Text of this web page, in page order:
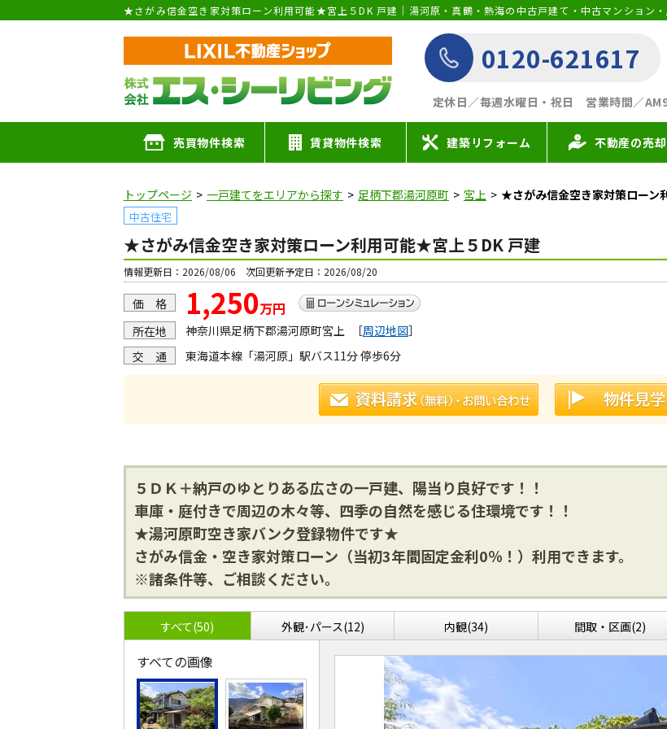
0120-621617
定休日／毎週水曜日・祝日 営業時間／
売買物件検索 賃貸物件検索 建築リフォーム 不動産の売却
トップページ 一戸建てをエリアから探す 足柄下郡湯河原町 宮上 ★さがみ信金空き家対策ローン
中古住宅
★さがみ信金空き家対策ローン利用可能★宮上５DK 戸建
情報更新日：2026/08/06 次回更新予定日：2026/08/20
価 格 1,250万円
所在地 神奈川県足柄下郡湯河原町宮上 ［周辺地図］
交 通
東海道本線「湯河原」駅バス11分 停歩6分
５ＤＫ＋納戸のゆとりある広さの一戸建、陽当り良好です！！
車庫・庭付きで周辺の木々等、四季の自然を感じる住環境です！！
★湯河原町空き家バンク登録物件です★
さがみ信金・空き家対策ローン（当初3年間固定金利0％！）利用できます。
※諸条件等、ご相談ください。
すべて(50) 外観･パース(12) 内観(34) 間取・区画(2)
すべての画像